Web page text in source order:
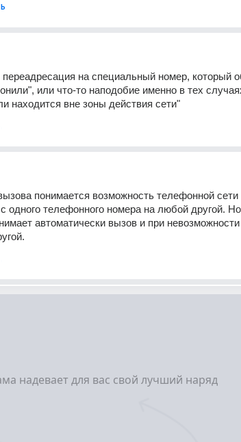
на специальный номер, который
или что-то наподобие именно в тех
находится вне зоны действия сети"
понимается возможность телефонной сети
одного телефонного номера на любой другой.
автоматически вызов и при невозможности